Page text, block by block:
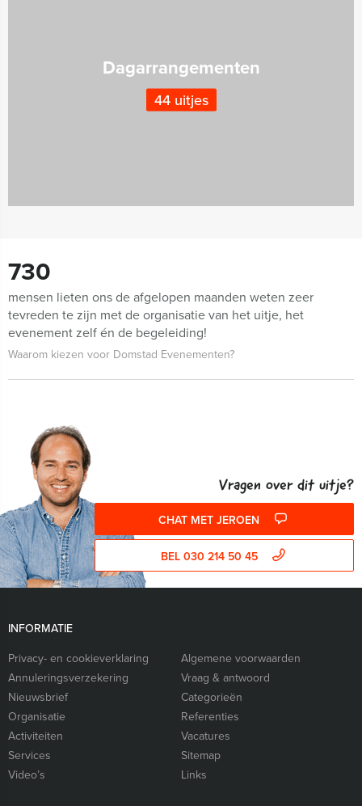
Dagarrangementen
44 uitjes
730
mensen lieten ons de afgelopen maanden weten zeer
tevreden te zijn met de organisatie van het uitje, het
evenement zelf én de begeleiding!
Waarom kiezen voor Domstad Evenementen?
Vragen over dit uitje?
CHAT MET JEROEN
BEL 030 214 50 45
INFORMATIE
Privacy- en cookieverklaring
Algemene voorwaarden
Annuleringsverzekering
Vraag & antwoord
Nieuwsbrief
Categorieën
Organisatie
Referenties
Activiteiten
Vacatures
Services
Sitemap
Video’s
Links